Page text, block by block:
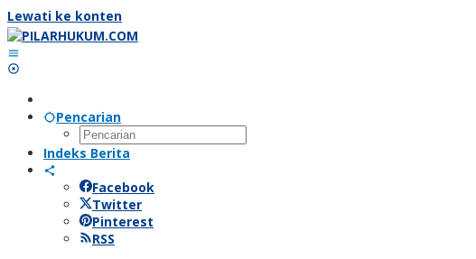
Lewati ke konten
Pencarian
Indeks Berita
Facebook
Twitter
Pinterest
RSS